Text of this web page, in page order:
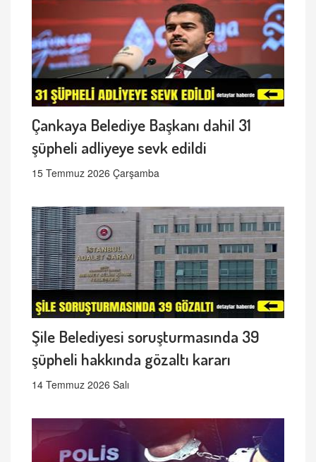
Çankaya Belediye Başkanı dahil 31
şüpheli adliyeye sevk edildi
15 Temmuz 2026 Çarşamba
Şile Belediyesi soruşturmasında 39
şüpheli hakkında gözaltı kararı
14 Temmuz 2026 Salı